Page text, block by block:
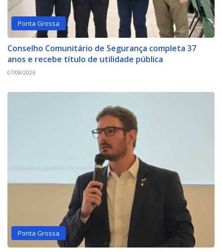
Ponta Grossa
Conselho Comunitário de Segurança completa 37
anos e recebe título de utilidade pública
07/08/2026
Ponta Grossa